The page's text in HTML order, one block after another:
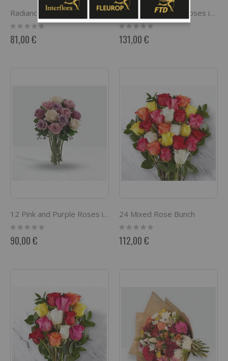
Radiance
Rating:
0%
81,00 €
24 Pink and purple roses in a vase
Rating:
0%
131,00 €
12 Pink and Purple Roses in a vase
Rating:
90,00 €
24 Mixed Rose Bunch
Rating:
112,00 €